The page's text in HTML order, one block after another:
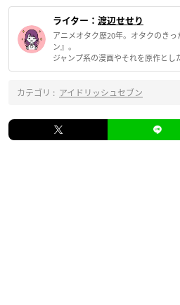
ライター： 渡辺せせり
アニメオタク歴20年。オタクのき
ン』。
ジャンプ系の漫画やそれを原作とし
カテゴリ : アイドリッシュセブン